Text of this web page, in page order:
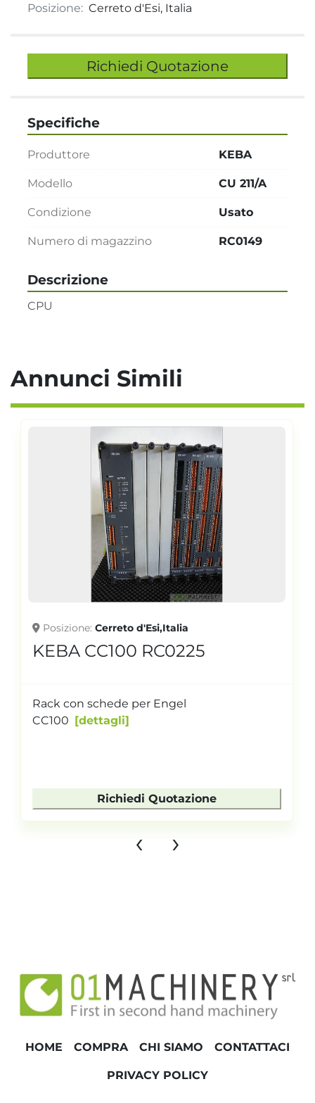
Posizione: Cerreto d'Esi, Italia
Richiedi Quotazione
Descrizione
CPU
Specifiche
Produttore KEBA
Modello CU 211/A
Condizione Usato
Numero di magazzino RC0149
Annunci Simili
Posizione Cerreto d'Esi,Italia
KEBA CC100 RC0225
Rack con schede per Engel
CC100
dettagli
Richiedi Quotazione
‹ ›
HOME COMPRA CHI SIAMO CONTATTACI
PRIVACY POLICY